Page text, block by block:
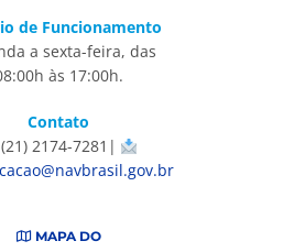
de Funcionamento
a sexta-feira, das
às 17:00h.
Contato
(21) 2174-7281|
MAPA DO